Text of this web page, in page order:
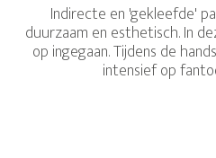
Indirecte en 'gekleefde'
duurzaam en esthetisch. In
op ingegaan. Tijdens de
intensief op